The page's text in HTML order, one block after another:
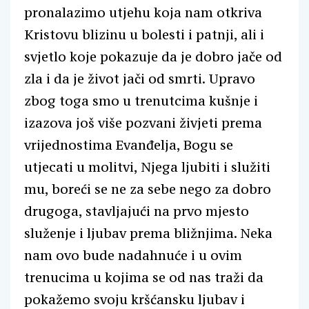
pronalazimo utjehu koja nam otkriva
Kristovu blizinu u bolesti i patnji, ali i
svjetlo koje pokazuje da je dobro jače od
zla i da je život jači od smrti. Upravo
zbog toga smo u trenutcima kušnje i
izazova još više pozvani živjeti prema
vrijednostima Evanđelja, Bogu se
utjecati u molitvi, Njega ljubiti i služiti
mu, boreći se ne za sebe nego za dobro
drugoga, stavljajući na prvo mjesto
služenje i ljubav prema bližnjima. Neka
nam ovo bude nadahnuće i u ovim
trenucima u kojima se od nas traži da
pokažemo svoju kršćansku ljubav i